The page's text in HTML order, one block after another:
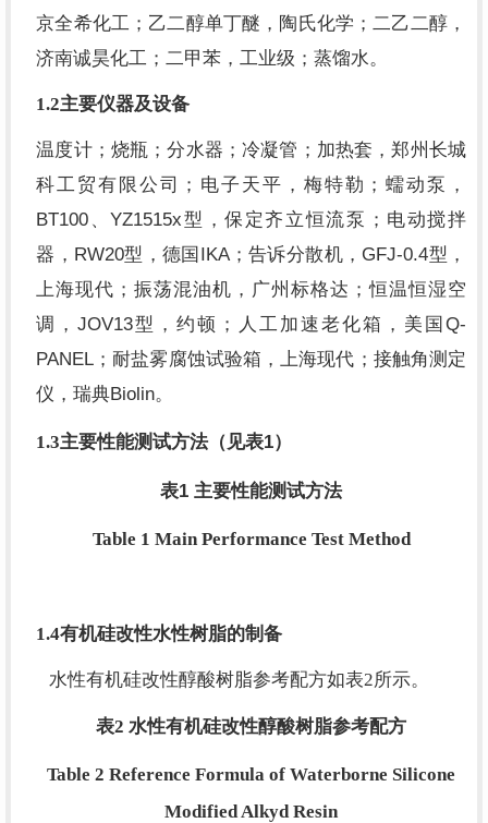
京全希化工；乙二醇单丁醚，陶氏化学；二乙二醇，
济南诚昊化工；二甲苯，工业级；蒸馏水。
1.2主要仪器及设备
温度计；烧瓶；分水器；冷凝管；加热套，郑州长城
科工贸有限公司；电子天平，梅特勒；蠕动泵，
BT100 、YZ1515x型，保定齐立恒流泵；电动搅拌
器， RW20型，德国 IKA；告诉分散机， GFJ-0.4型，
上海现代；振荡混油机，广州标格达；恒温恒湿空
调，JOV13型，约顿；人工加速老化箱，美国Q-
PANEL ；耐盐雾腐蚀试验箱，上海现代；接触角测定
仪，瑞典Biolin。
1.3主要性能测试方法（见表1）
表1主要性能测试方法
Table 1 Main Performance Test Method
1.4有机硅改性水性树脂的制备
水性有机硅改性醇酸树脂参考配方如表2所示。
表2 水性有机硅改性醇酸树脂参考配方
Table 2 Reference Formula of Waterborne Silicone
Modified Alkyd Resin